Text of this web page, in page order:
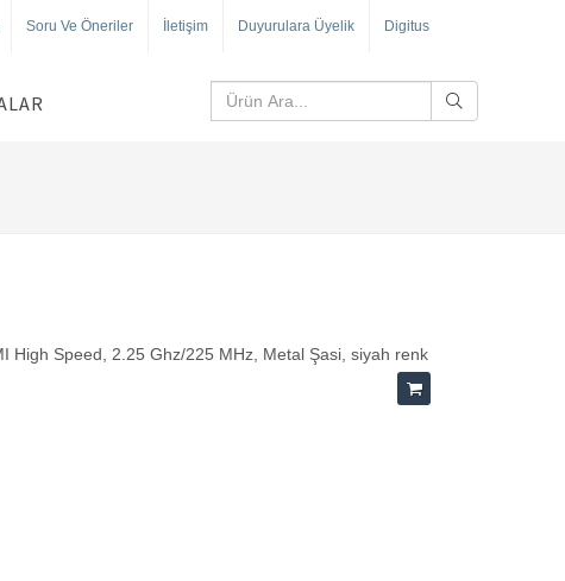
Soru Ve Öneriler İletişim Duyurulara Üyelik Digitus
High Speed, 2.25 Ghz/225 MHz, Metal Şasi, siyah renk